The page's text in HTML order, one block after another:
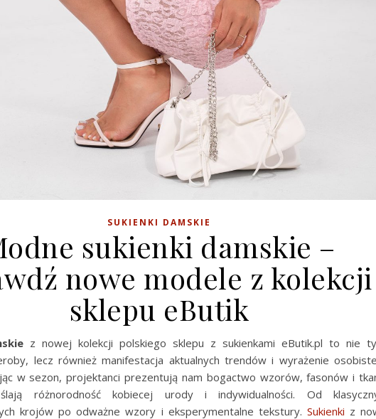
SUKIENKI DAMSKIE
sukienki damskie –
nowe modele z kolekcji
sklepu eButik
z nowej kolekcji polskiego sklepu z sukienkami eButik.pl to nie
lecz również manifestacja aktualnych trendów i wyrażenie
w sezon, projektanci prezentują nam bogactwo wzorów, fasonów i
różnorodność kobiecej urody i indywidualności. Od
krojów po odważne wzory i eksperymentalne tekstury. Sukienki z